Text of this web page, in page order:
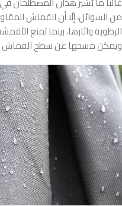
من السوائل، إلّا أن القماش
الرطوبة وآثارها، بينما تمنع
ويمكن مسحها عن سطح القماش